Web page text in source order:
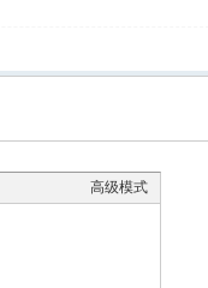
高级模式